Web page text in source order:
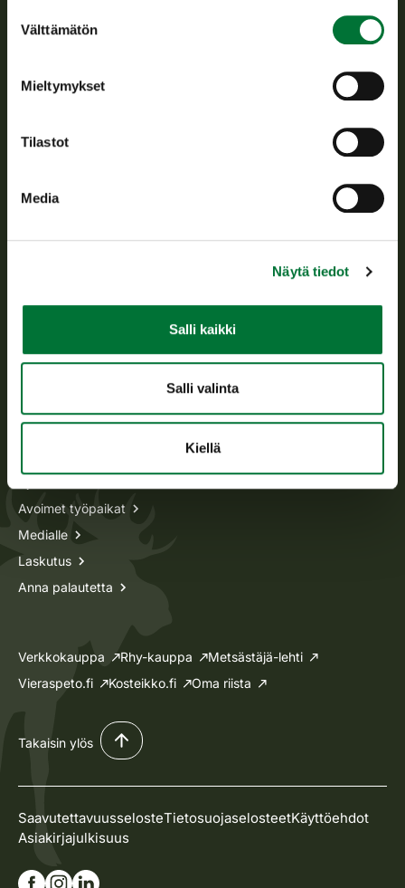
valinta
Välttämätön
Mieltymykset
Tilastot
Media
Näytä tiedot
Salli kaikki
Salli valinta
Kiellä
Avoinna arkipäivisin klo 9-15.
asiakaspalvelu@riista.fi
Oma riista -asiat
Avoimet työpaikat
Medialle
Laskutus
Anna palautetta
Verkkokauppa Rhy-kauppa
Metsästäjä-lehti
Vieraspeto.fi
Kosteikko.fi Oma riista
Takaisin ylös
SaavutettavuusselosteTietosuojaselosteetKäyttöehdot
Asiakirjajulkisuus